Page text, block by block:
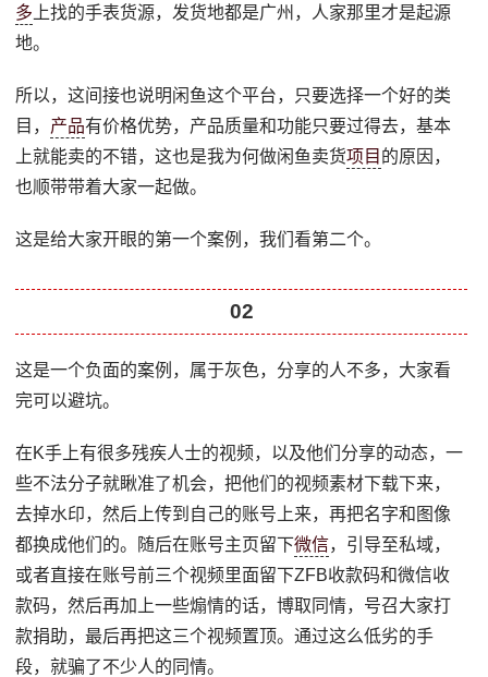
多 上找的手表货源，发货地都是广州，人家那里才是起源
地。
所以，这间接也说明闲鱼这个平台，只要选择一个好的类
目， 产品有价格优势，产品质量和功能只要过得去，基本
上就能卖的不错，这也是我为何做闲鱼卖货项目 的原因，
也顺带带着大家一起做。
这是给大家开眼的第一个案例，我们看第二个。
02
这是一个负面的案例，属于灰色，分享的人不多，大家看
完可以避坑。
在K手上有很多残疾人士的视频，以及他们分享的动态，一
些不法分子就瞅准了机会，把他们的视频素材下载下来，
去掉水印，然后上传到自己的账号上来，再把名字和图像
都换成他们的。随后在账号主页留下微信，引导至私域，
或者直接在账号前三个视频里面留下ZFB收款码和微信收
款码，然后再加上一些煽情的话，博取同情，号召大家打
款捐助，最后再把这三个视频置顶。通过这么低劣的手
段，就骗了不少人的同情。